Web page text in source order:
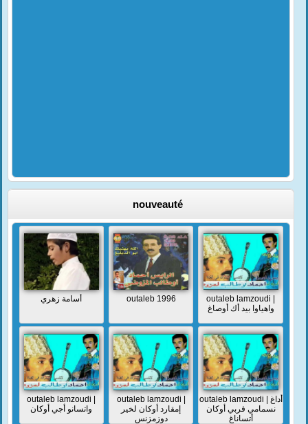
nouveauté
أسامة زهري outaleb 1996
outaleb lamzoudi |
واهياوا بيد أك أوصاغ
outaleb lamzoudi |
واتسانو أجي أوكان
outaleb lamzoudi |
إمقارد أوكان لخير
دوزمزنس
outaleb lamzoudi | أداغ
نسمامي فربي أوكان
أتساناغ